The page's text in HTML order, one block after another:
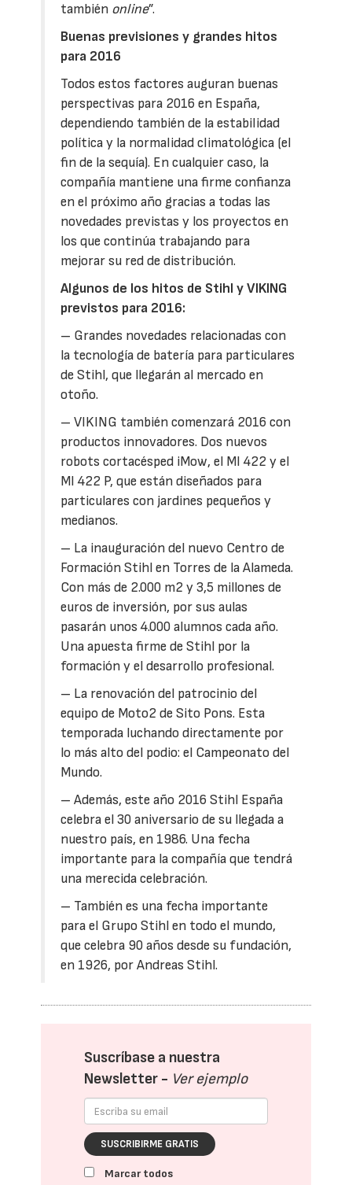
también online”.
Buenas previsiones y grandes hitos
para 2016
Todos estos factores auguran buenas
perspectivas para 2016 en España,
dependiendo también de la estabilidad
política y la normalidad climatológica (el
fin de la sequía). En cualquier caso, la
compañía mantiene una firme confianza
en el próximo año gracias a todas las
novedades previstas y los proyectos en
los que continúa trabajando para
mejorar su red de distribución.
Algunos de los hitos de Stihl y VIKING
previstos para 2016:
– Grandes novedades relacionadas con
la tecnología de batería para particulares
de Stihl, que llegarán al mercado en
otoño.
– VIKING también comenzará 2016 con
productos innovadores. Dos nuevos
robots cortacésped iMow, el MI 422 y el
MI 422 P, que están diseñados para
particulares con jardines pequeños y
medianos.
– La inauguración del nuevo Centro de
Formación Stihl en Torres de la Alameda.
Con más de 2.000 m2 y 3,5 millones de
euros de inversión, por sus aulas
pasarán unos 4.000 alumnos cada año.
Una apuesta firme de Stihl por la
formación y el desarrollo profesional.
– La renovación del patrocinio del
equipo de Moto2 de Sito Pons. Esta
temporada luchando directamente por
lo más alto del podio: el Campeonato del
Mundo.
– Además, este año 2016 Stihl España
celebra el 30 aniversario de su llegada a
nuestro país, en 1986. Una fecha
importante para la compañía que tendrá
una merecida celebración.
– También es una fecha importante
para el Grupo Stihl en todo el mundo,
que celebra 90 años desde su fundación,
en 1926, por Andreas Stihl.
Suscríbase a nuestra
Newsletter - Ver ejemplo
SUSCRIBIRME GRATIS
Marcar todos